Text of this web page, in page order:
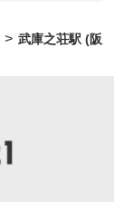
> 武庫之荘駅 (阪